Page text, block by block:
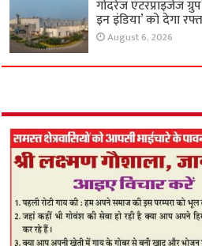
गोदरेज एंटरप्राइजेज
इन इंडिया’ को देगा
August 6, 2026